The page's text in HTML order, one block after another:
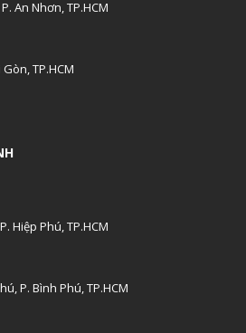
An Nhơn, TP.HCM
TP.HCM
Hiệp Phú, TP.HCM
P. Bình Phú, TP.HCM